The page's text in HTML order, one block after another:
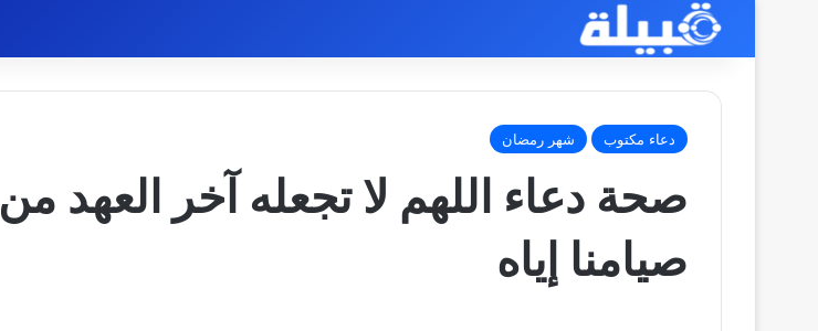
دعاء مكتوب شهر رمضان
صحة دعاء اللهم لا تجعله آخر العهد من
صيامنا إياه